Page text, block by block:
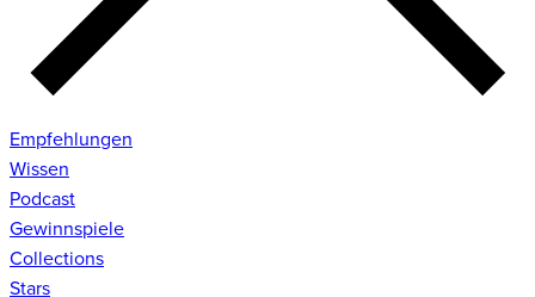
Empfehlungen
Wissen
Podcast
Gewinnspiele
Collections
Stars